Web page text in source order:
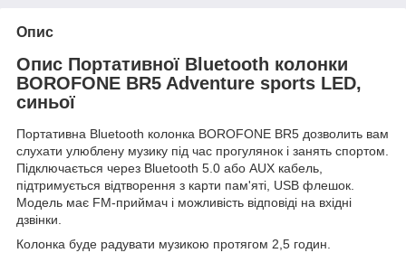
Опис
Опис Портативної Bluetooth колонки
BOROFONE BR5 Adventure sports LED,
синьої
Портативна Bluetooth колонка BOROFONE BR5 дозволить вам
слухати улюблену музику під час прогулянок і занять спортом.
Підключається через Bluetooth 5.0 або AUX кабель,
підтримується відтворення з карти пам'яті, USB флешок.
Модель має FM-приймач і можливість відповіді на вхідні
дзвінки.
Колонка буде радувати музикою протягом 2,5 годин.